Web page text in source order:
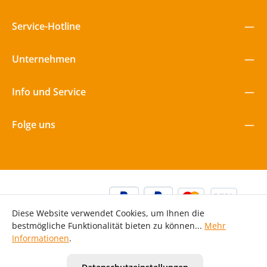
Service-Hotline
Unternehmen
Info und Service
Folge uns
Diese Website verwendet Cookies, um Ihnen die
bestmögliche Funktionalität bieten zu können... Mehr
Informationen.